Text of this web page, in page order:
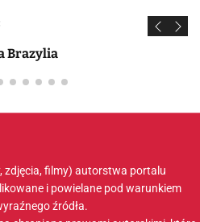
Brazylia
zdjęcia, filmy) autorstwa portalu
i powielane pod warunkiem
źródła.